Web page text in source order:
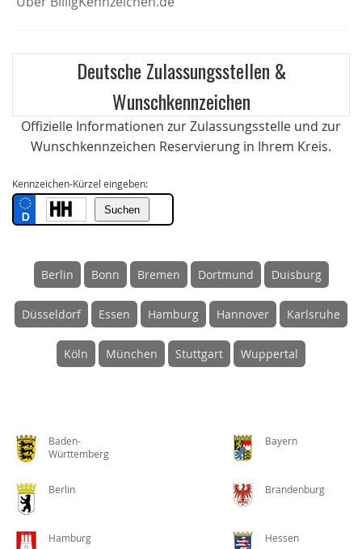
Deutsche Zulassungsstellen &
Wunschkennzeichen
Offizielle Informationen zur Zulassungsstelle und zur
Wunschkennzeichen Reservierung in Ihrem Kreis.
Kennzeichen-Kürzel eingeben:
Berlin Bonn Bremen Dortmund Duisburg
Düsseldorf Essen Hamburg Hannover Karlsruhe
Köln München Stuttgart Wuppertal
Baden-
Württemberg
Bayern
Berlin Brandenburg
Hamburg Hessen